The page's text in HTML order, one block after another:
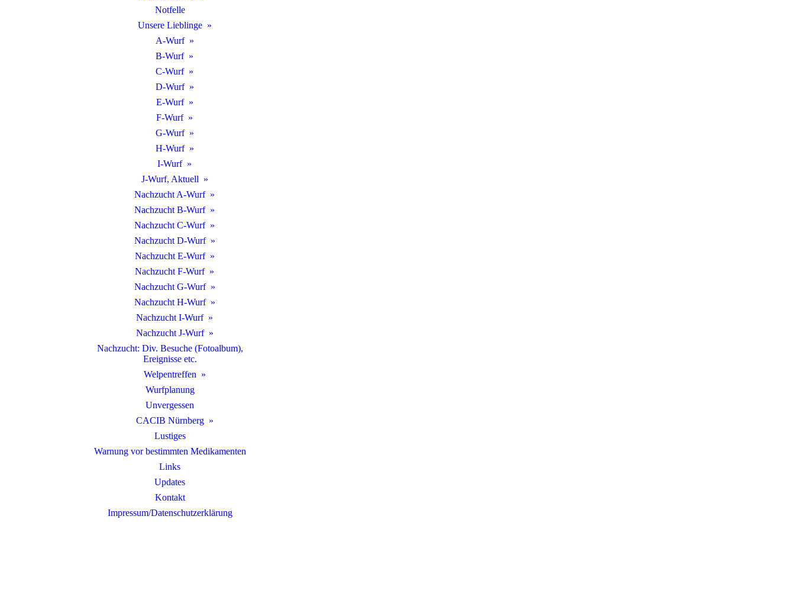
Notfelle
Unsere Lieblinge
A-Wurf
B-Wurf
C-Wurf
D-Wurf
E-Wurf
F-Wurf
G-Wurf
H-Wurf
I-Wurf
J-Wurf, Aktuell
Nachzucht A-Wurf
Nachzucht B-Wurf
Nachzucht C-Wurf
Nachzucht D-Wurf
Nachzucht E-Wurf
Nachzucht F-Wurf
Nachzucht G-Wurf
Nachzucht H-Wurf
Nachzucht I-Wurf
Nachzucht J-Wurf
Nachzucht: Div. Besuche (Fotoalbum),
Ereignisse etc.
Welpentreffen
Wurfplanung
Unvergessen
CACIB Nürnberg
Lustiges
Warnung vor bestimmten Medikamenten
Links
Updates
Kontakt
Impressum/Datenschutzerklärung